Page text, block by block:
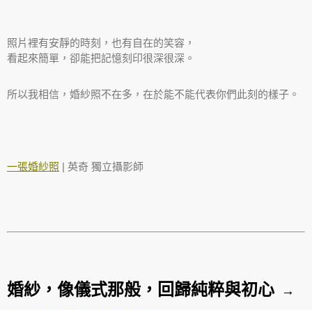
照片裡有安靜的時刻，也有自在的笑容，
看起來簡單，卻能把記憶刻印很深很深。
所以我相信，婚紗照不在多，在於能不能代表你們此刻的樣子。
一張婚紗照 | 英奇 獨立攝影師
婚紗，像儀式那般，回歸純粹與初心 →